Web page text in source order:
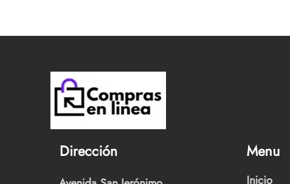
Dirección Menu
Inicio